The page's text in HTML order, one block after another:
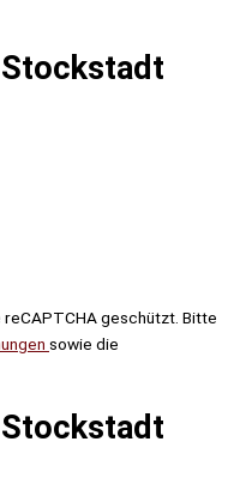
geschützt. Bitte
sowie die